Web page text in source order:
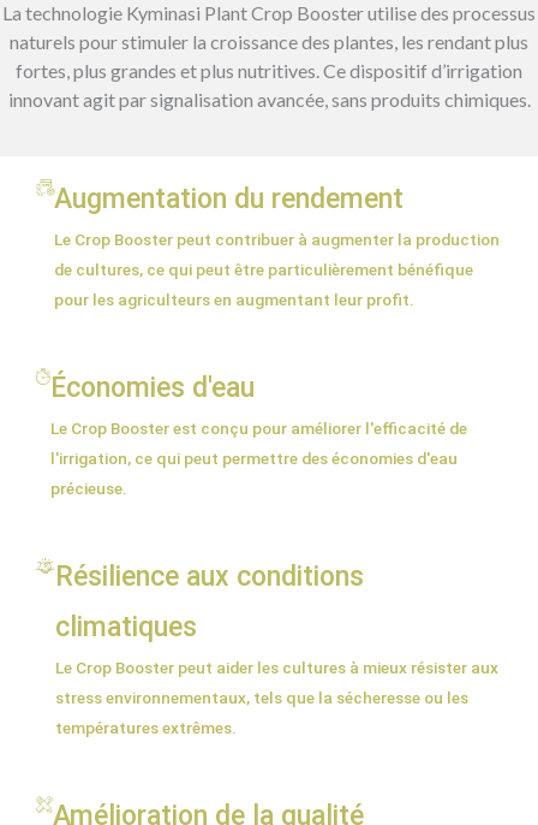
La technologie Kyminasi Plant Crop Booster utilise des processus
naturels pour stimuler la croissance des plantes, les rendant plus
fortes, plus grandes et plus nutritives. Ce dispositif d’irrigation
innovant agit par signalisation avancée, sans produits chimiques.
Augmentation du rendement
Le Crop Booster peut contribuer à augmenter la production
de cultures, ce qui peut être particulièrement bénéfique
pour les agriculteurs en augmentant leur profit.
Économies d'eau
Le Crop Booster est conçu pour améliorer l'efficacité de
l'irrigation, ce qui peut permettre des économies d'eau
précieuse.
Résilience aux conditions
climatiques
Le Crop Booster peut aider les cultures à mieux résister aux
stress environnementaux, tels que la sécheresse ou les
températures extrêmes.
Amélioration de la qualité